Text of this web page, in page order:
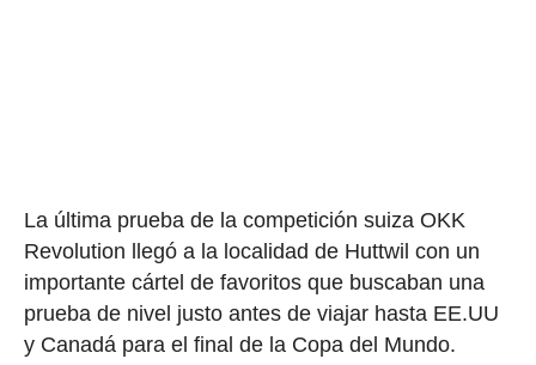
La última prueba de la competición suiza OKK
Revolution llegó a la localidad de Huttwil con un
importante cártel de favoritos que buscaban una
prueba de nivel justo antes de viajar hasta EE.UU
y Canadá para el final de la Copa del Mundo.